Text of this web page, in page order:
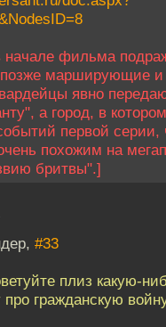
фильма
марширующие и
явно
а город, в
первой серии,
похожим на
бритвы".]
#33
плиз какую-
про гражданскую